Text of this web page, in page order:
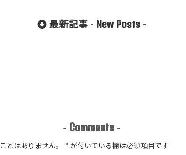
最新記事 - New Posts -
- Comments -
とはありません。 * が付いている欄は必須項目です